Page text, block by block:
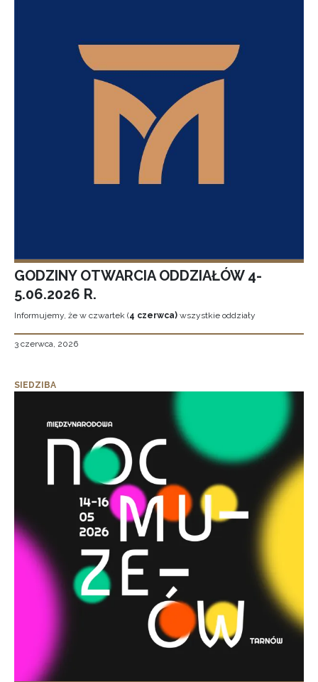
GODZINY OTWARCIA ODDZIAŁÓW 4-
5.06.2026 R.
Informujemy, że w czwartek (4 czerwca) wszystkie oddziały
3 czerwca, 2026
SIEDZIBA